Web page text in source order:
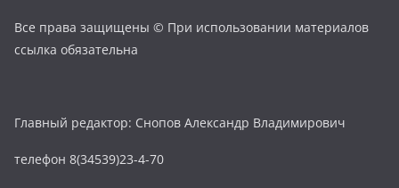
Все права защищены © При использовании материалов
ссылка обязательна
Главный редактор: Снопов Александр Владимирович
телефон 8(34539)23-4-70